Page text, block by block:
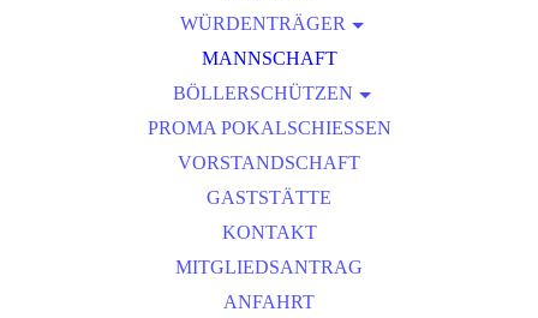
WÜRDENTRÄGER
SCHÜTZENKÖNIGE
VEREINSMEISTER
MANNSCHAFT
BÖLLERSCHÜTZEN
OKTOBERFEST & BÖLLERSCHIESSEN
BILDER HUBERTUSMESSE
VIDEO NEUJAHRSBÖLLERN
BILDER BÖLLER
PROMA POKALSCHIESSEN
VORSTANDSCHAFT
GASTSTÄTTE
KONTAKT
MITGLIEDSANTRAG
ANFAHRT